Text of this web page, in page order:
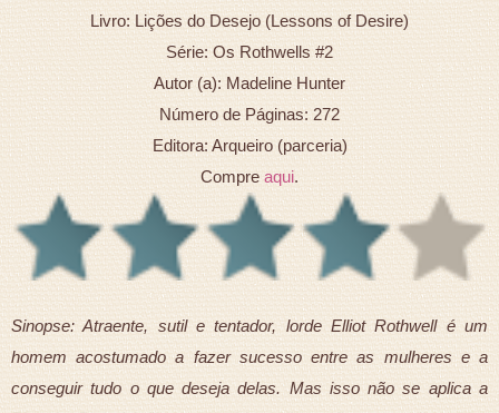
Livro: Lições do Desejo (Lessons of Desire)
Série: Os Rothwells #2
Autor (a): Madeline Hunter
Número de Páginas: 272
Editora: Arqueiro (parceria)
Compre aqui.
Sinopse: Atraente, sutil e tentador, lorde Elliot Rothwell é um
homem acostumado a fazer sucesso entre as mulheres e a
conseguir tudo o que deseja delas. Mas isso não se aplica a